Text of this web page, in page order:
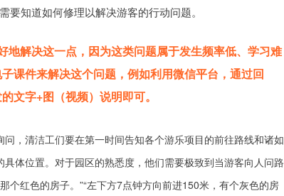
知道如何修理以解决游客的行动问题。
地解决这一点，因为这类问题属于发生频率低、学习难
课件来解决这个问题，例如利用微信平台，通过回
文字+图（视频）说明即可。
，清洁工们要在第一时间告知各个游乐项目的前往路线和诸如
体位置。对于园区的熟悉度，他们需要极致到当游客向人问路
个红色的房子。”“左下方7点钟方向前进150米，有个灰色的房